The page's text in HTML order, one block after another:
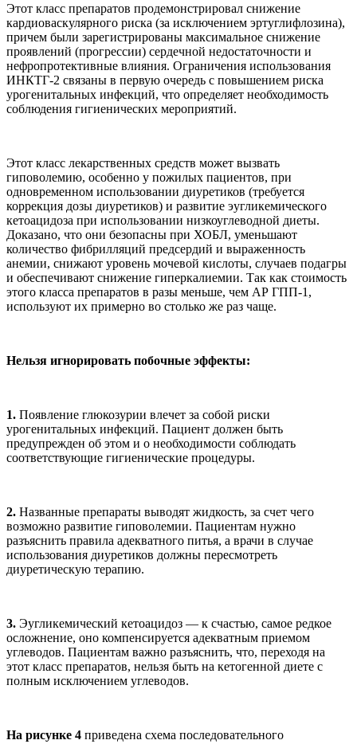
Этот класс препаратов продемонстрировал снижение
кардиоваскулярного риска (за исключением эртуглифлозина),
причем были зарегистрированы максимальное снижение
проявлений (прогрессии) сердечной недостаточности и
нефропротективные влияния. Ограничения использования
ИНКТГ-2 связаны в первую очередь с повышением риска
урогенитальных инфекций, что определяет необходимость
соблюдения гигиенических мероприятий.
Этот класс лекарственных средств может вызвать
гиповолемию, особенно у пожилых пациентов, при
одновременном использовании диуретиков (требуется
коррекция дозы диуретиков) и развитие эугликемического
кетоацидоза при использовании низкоуглеводной диеты.
Доказано, что они безопасны при ХОБЛ, уменьшают
количество фибрилляций предсердий и выраженность
анемии, снижают уровень мочевой кислоты, случаев подагры
и обеспечивают снижение гиперкалиемии. Так как стоимость
этого класса препаратов в разы меньше, чем АР ГПП-1,
используют их примерно во столько же раз чаще.
Нельзя игнорировать побочные эффекты:
1. Появление глюкозурии влечет за собой риски
урогенитальных инфекций. Пациент должен быть
предупрежден об этом и о необходимости соблюдать
соответствующие гигиенические процедуры.
2. Названные препараты выводят жидкость, за счет чего
возможно развитие гиповолемии. Пациентам нужно
разъяснить правила адекватного питья, а врачи в случае
использования диуретиков должны пересмотреть
диуретическую терапию.
3. Эугликемический кетоацидоз — к счастью, самое редкое
осложнение, оно компенсируется адекватным приемом
углеводов. Пациентам важно разъяснить, что, переходя на
этот класс препаратов, нельзя быть на кетогенной диете с
полным исключением углеводов.
На рисунке 4 приведена схема последовательного